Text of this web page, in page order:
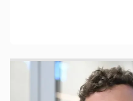
Никита Кологривый